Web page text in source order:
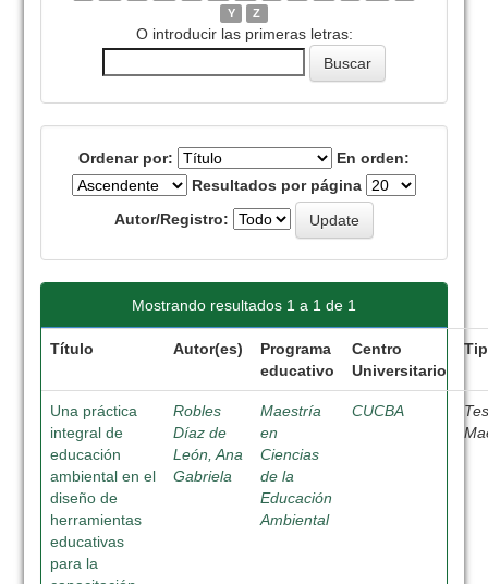
Y
Z
O introducir las primeras letras:
Ordenar por:
En orden:
Resultados por página
Autor/Registro:
Mostrando resultados 1 a 1 de 1
Título Autor(es)
Programa
educativo
Centro
Universitario
Una práctica
integral de
educación
ambiental en el
diseño de
herramientas
educativas
para la
Robles
Díaz de
León, Ana
Gabriela
Maestría
en
Ciencias
de la
Educación
Ambiental
CUCBA